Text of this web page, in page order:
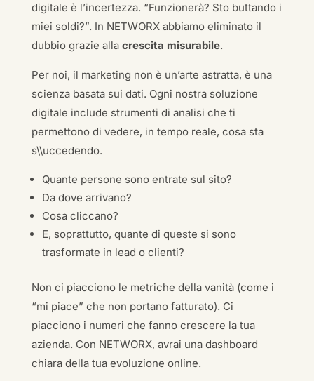
digitale è l’incertezza. “Funzionerà? Sto buttando i
miei soldi?”. In NETWORX abbiamo eliminato il
dubbio grazie alla crescita misurabile.
Per noi, il marketing non è un’arte astratta, è una
scienza basata sui dati. Ogni nostra soluzione
digitale include strumenti di analisi che ti
permettono di vedere, in tempo reale, cosa sta
s\\uccedendo.
Quante persone sono entrate sul sito?
Da dove arrivano?
Cosa cliccano?
E, soprattutto, quante di queste si sono
trasformate in lead o clienti?
Non ci piacciono le metriche della vanità (come i
“mi piace” che non portano fatturato). Ci
piacciono i numeri che fanno crescere la tua
azienda. Con NETWORX, avrai una dashboard
chiara della tua evoluzione online.